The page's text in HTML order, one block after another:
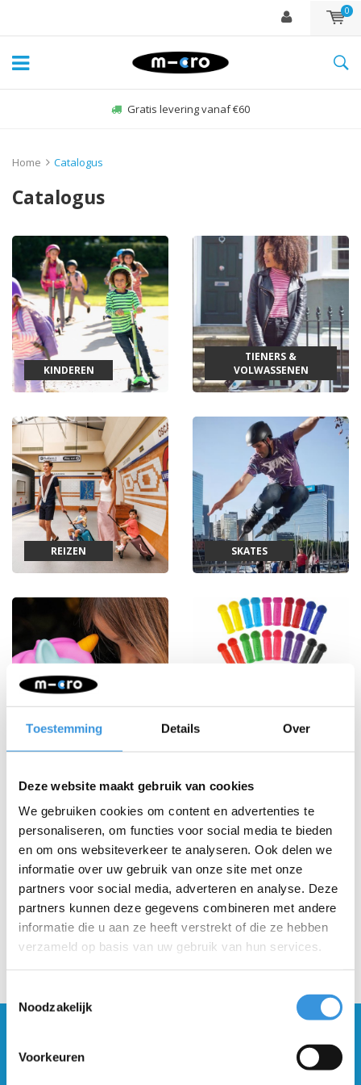
Toestemming Details Over
Deze website maakt gebruik van cookies
We gebruiken cookies om content en advertenties te
personaliseren, om functies voor social media te bieden
en om ons websiteverkeer te analyseren. Ook delen we
informatie over uw gebruik van onze site met onze
partners voor social media, adverteren en analyse. Deze
partners kunnen deze gegevens combineren met andere
informatie die u aan ze heeft verstrekt of die ze hebben
verzameld op basis van uw gebruik van hun services.
Noodzakelijk
Voorkeuren
0
Gratis levering vanaf €60
Home Catalogus
Catalogus
KINDEREN
TIENERS &
VOLWASSENEN
REIZEN SKATES
ACCESSOIRES
SALE
nieuwsbrief